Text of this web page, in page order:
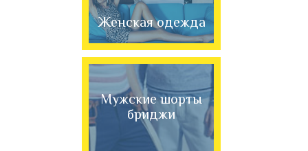
Женская одежда
Мужские шорты
бриджи